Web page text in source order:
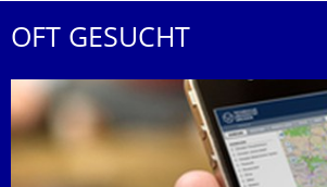
OFT GESUCHT